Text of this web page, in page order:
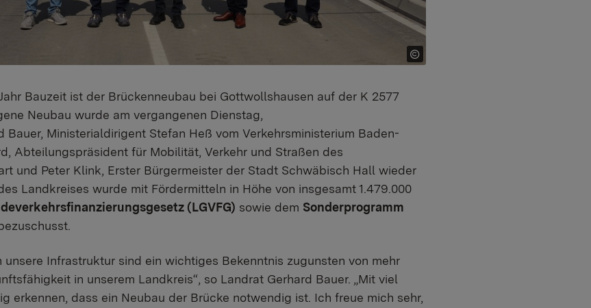
Bauzeit ist der Brückenneubau bei Gottwollshausen auf der K 2577
Neubau wurde am vergangenen Dienstag,
Bauer, Ministerialdirigent Stefan Heß vom Verkehrsministerium Baden-
Abteilungspräsident für Mobilität, Verkehr und Straßen des
und Peter Klink, Erster Bürgermeister der Stadt Schwäbisch Hall wieder
Landkreises wurde mit Fördermitteln in Höhe von insgesamt 1.479.000
(LGVFG) sowie dem Sonderprogramm
unsere Infrastruktur sind ein wichtiges Bekenntnis zugunsten von mehr
in unserem Landkreis“, so Landrat Gerhard Bauer. „Mit viel
erkennen, dass ein Neubau der Brücke notwendig ist. Ich freue mich sehr,